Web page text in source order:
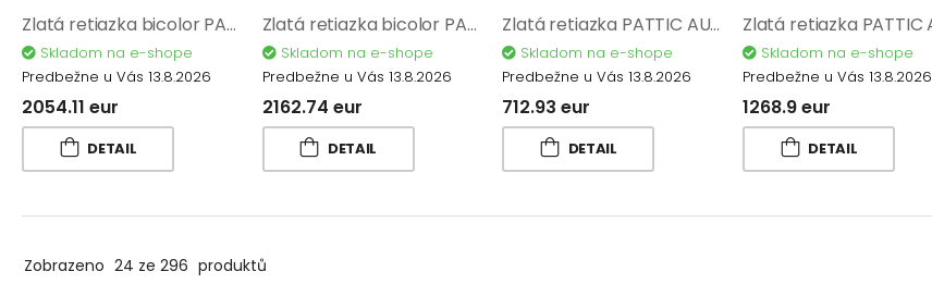
Zlatá retiazka bicolor PATTIC AU 585/1000 8,50 gr BA146602-45
Skladom na e-shope
Predbežne u Vás 13.8.2026
2054.11 eur
DETAIL
Zlatá retiazka bicolor PATTIC AU 585/1000 8,95 gr BA146602-50
Skladom na e-shope
Predbežne u Vás 13.8.2026
2162.74 eur
DETAIL
Zlatá retiazka PATTIC AU 585/1000 2,95 gr BA540902Y-45
Skladom na e-shope
Predbežne u Vás 13.8.2026
712.93 eur
DETAIL
Skladom na e-shope
Predbežne u Vás 13.8.2026
1268.9 eur
DETAIL
Zobrazeno 24 ze 296 produktů